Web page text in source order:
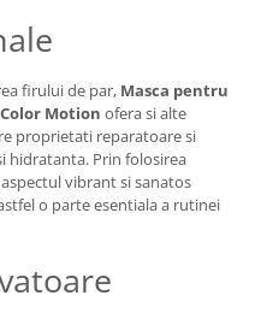
firului de par, Masca pentru
Motion ofera si alte
proprietati reparatoare si
hidratanta. Prin folosirea
vibrant si sanatos
o parte esentiala a rutinei